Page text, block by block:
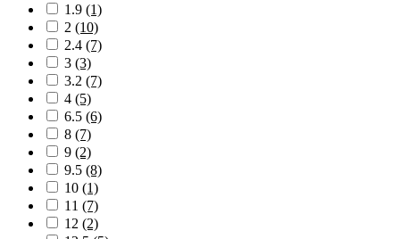
1.9 (1)
2 (10)
2.4 (7)
3 (3)
3.2 (7)
4 (5)
6.5 (6)
8 (7)
9 (2)
9.5 (8)
10 (1)
11 (7)
12 (2)